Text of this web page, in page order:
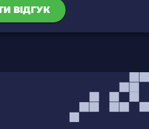
ВІДГУК